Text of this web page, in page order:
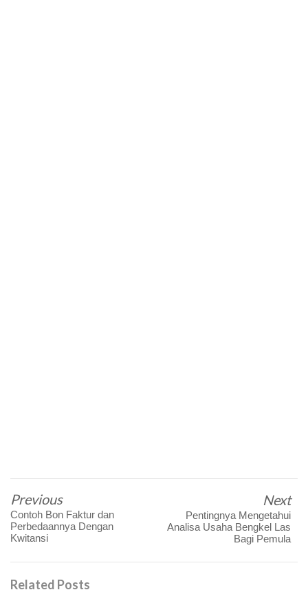
Previous
Contoh Bon Faktur dan
Perbedaannya Dengan
Kwitansi
Next
Pentingnya Mengetahui
Analisa Usaha Bengkel Las
Bagi Pemula
Related Posts